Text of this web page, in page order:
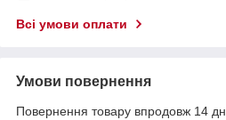
Всі умови оплати
Умови повернення
Повернення товару впродовж 14